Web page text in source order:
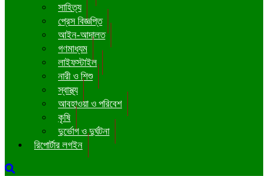
সাহিত্য
প্রেস বিজ্ঞপ্তি
আইন-আদালত
গণমাধ্যম
লাইফস্টাইল
নারী ও শিশু
স্বাস্থ্য
আবহাওয়া ও পরিবেশ
কৃষি
দুর্ভোগ ও দুর্ঘটনা
রিপোর্টার লগইন